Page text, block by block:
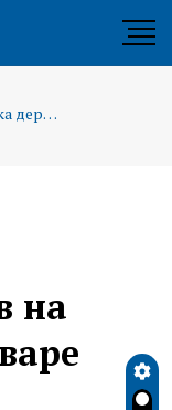
Высадка деревьев на Славянском бульваре Тулы
на